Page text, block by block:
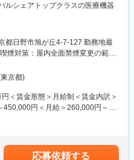
改善策を提案。
：
準、コンプライアンス要件を遵守
。
出書類確認：
の達成率向上に向けた改善活動を
ルシェアトップクラスの医療機器
/安全管理、改善活動に加え、デ
を活用した生産性向上を担ってい
連携し、現場課題の解決と継続的
る課題抽出と改善提案
準を満たすための技術的対応
都日野市旭が丘4-7-127 勤務地最
煙対策：屋内全面禁煙変更の範
ートワーク含む）
京都)
＜賃金形態＞月給制＜賃金内訳＞
450,000円＜月給＞260,000円～
応募依頼する